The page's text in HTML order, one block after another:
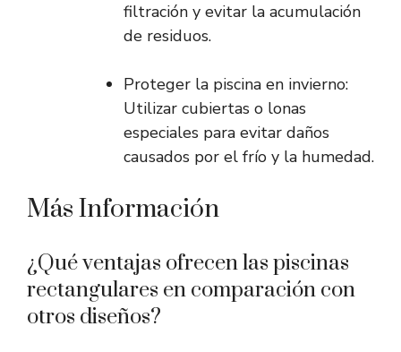
filtración y evitar la acumulación
de residuos.
Proteger la piscina en invierno:
Utilizar cubiertas o lonas
especiales para evitar daños
causados por el frío y la humedad.
Más Información
¿Qué ventajas ofrecen las piscinas
rectangulares en comparación con
otros diseños?